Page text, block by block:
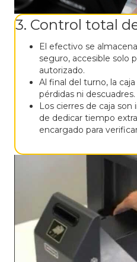
3. Control total
El efectivo se
seguro, accesible solo
autorizado.
Al final del turno, la
pérdidas ni descuadres.
Los cierres de caja
de dedicar tiempo
encargado para